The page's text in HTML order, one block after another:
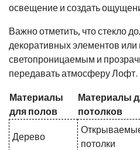
освещение и создать
Важно отметить, что стекло
декоративных элементов
светопроницаемым и
передавать атмосферу Лофт.
Материалы
для полов
Материалы
потолков
Дерево
потолки